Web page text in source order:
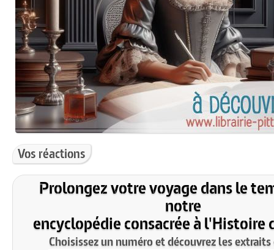
Vos réactions
Prolongez votre voyage dans le
notre
encyclopédie consacrée à l'Histoire
Choisissez un numéro et découvrez les